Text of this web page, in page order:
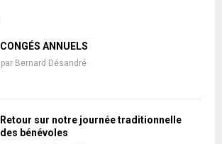
CONGÉS ANNUELS
par Bernard Désandré
Retour sur notre journée traditionnelle
des bénévoles